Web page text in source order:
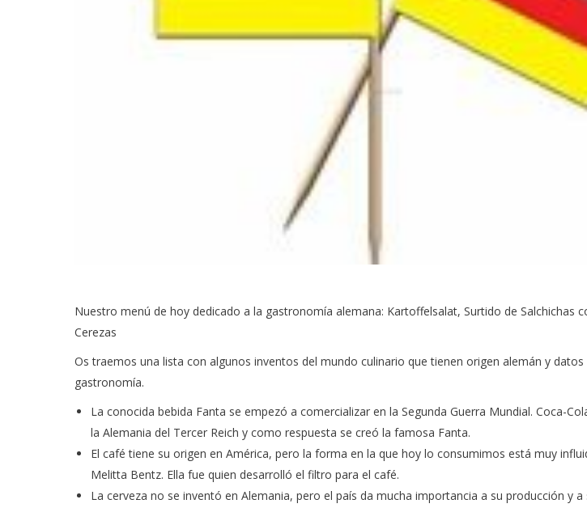
Nuestro menú de hoy dedicado a la gastronomía alemana: Kartoffelsalat, Surtido de Salchichas
Cerezas
Os traemos una lista con algunos inventos del mundo culinario que tienen origen alemán y
gastronomía.
La conocida bebida Fanta se empezó a comercializar en la Segunda Guerra Mundial. Coca-
la Alemania del Tercer Reich y como respuesta se creó la famosa Fanta.
El café tiene su origen en América, pero la forma en la que hoy lo consumimos está muy
Melitta Bentz. Ella fue quien desarrolló el filtro para el café.
La cerveza no se inventó en Alemania, pero el país da mucha importancia a su producción y